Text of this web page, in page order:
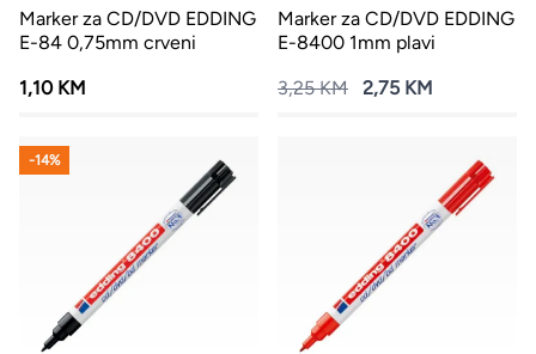
Marker za CD/DVD EDDING
E-84 0,75mm crveni
1,10 KM
Marker za CD/DVD EDDING
E-8400 1mm plavi
3,25 KM
2,75 KM
-14%